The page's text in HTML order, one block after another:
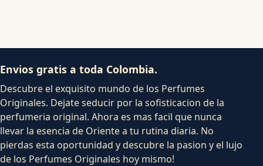
Envios gratis a toda Colombia.
Descubre el exquisito mundo de los Perfumes
Originales. Dejate seducir por la sofisticacion de la
perfumeria original. Ahora es mas facil que nunca
llevar la esencia de Oriente a tu rutina diaria. No
pierdas esta oportunidad y descubre la pasion y el lujo
de los Perfumes Originales hoy mismo!